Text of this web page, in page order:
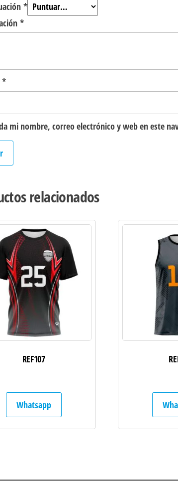
*
*
*
mi nombre, correo electrónico y web en este
relacionados
REF107
Whatsapp